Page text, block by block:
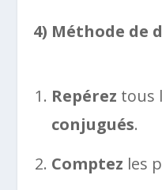
4) Méthode de
Repérez tous
conjugués.
Comptez les